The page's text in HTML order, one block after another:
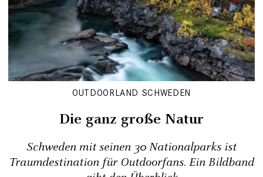
OUTDOORLAND SCHWEDEN
Die ganz große Natur
Schweden mit seinen 30 Nationalparks ist
Traumdestination für Outdoorfans. Ein Bildband